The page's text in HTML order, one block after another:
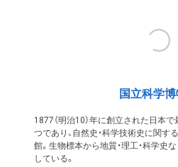
国立科学
1877（明治10）年に創立された日本
つであり、自然史・科学技術史に関す
館。生物標本から地質・理工・科学史
している。